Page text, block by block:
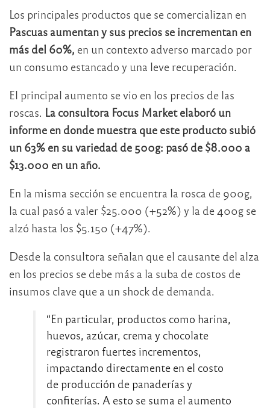
Los principales productos que se comercializan en
Pascuas aumentan y sus precios se incrementan en
más del 60%, en un contexto adverso marcado por
un consumo estancado y una leve recuperación.
El principal aumento se vio en los precios de las
roscas. La consultora Focus Market elaboró un
informe en donde muestra que este producto subió
un 63% en su variedad de 500g: pasó de $8.000 a
$13.000 en un año.
En la misma sección se encuentra la rosca de 900g,
la cual pasó a valer $25.000 (+52%) y la de 400g se
alzó hasta los $5.150 (+47%).
Desde la consultora señalan que el causante del alza
en los precios se debe más a la suba de costos de
insumos clave que a un shock de demanda.
“En particular, productos como harina,
huevos, azúcar, crema y chocolate
registraron fuertes incrementos,
impactando directamente en el costo
de producción de panaderías y
confiterías. A esto se suma el aumento